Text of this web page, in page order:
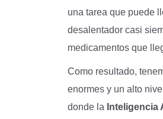
una tarea que puede
desalentador casi
medicamentos que
Como resultado,
enormes y un alto
donde la Inteligencia